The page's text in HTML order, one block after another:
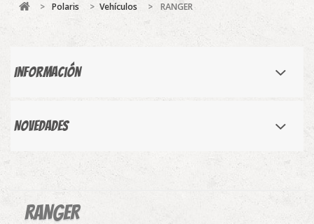
> Polaris > Vehículos > RANGER
Información
Novedades
RANGER